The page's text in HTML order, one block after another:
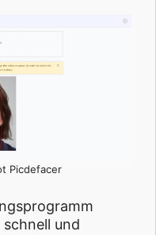
Picdefacer
und